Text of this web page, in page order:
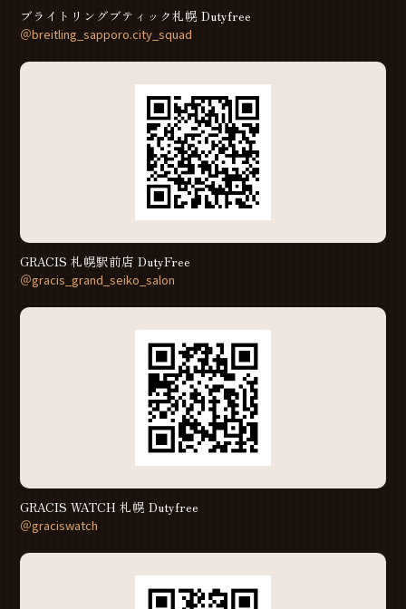
ブライトリングブティック札幌 Dutyfree
＠breitling_sapporo.city_squad
GRACIS 札幌駅前店 DutyFree
＠gracis_grand_seiko_salon
GRACIS WATCH 札幌 Dutyfree
＠graciswatch